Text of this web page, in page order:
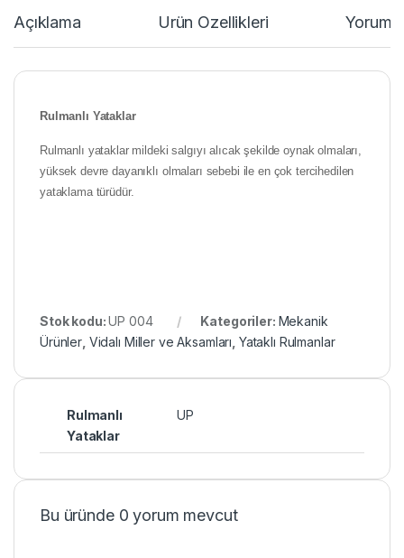
Açıklama Ürün Özellikleri
Rulmanlı Yataklar
Rulmanlı yataklar mildeki salgıyı alıcak şekilde oynak olmaları,
yüksek devre dayanıklı olmaları sebebi ile en çok tercihedilen
yataklama türüdür.
Stok kodu:UP 004 Kategoriler: Mekanik
Ürünler Vidalı Miller ve Aksamları Yataklı Rulmanlar
Rulmanlı
Yataklar
UP
Bu üründe 0 yorum mevcut